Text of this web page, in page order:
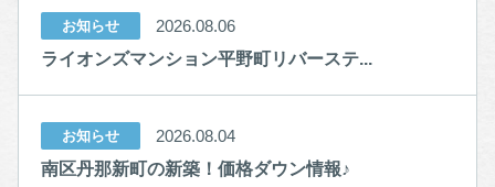
お知らせ
2026.08.06
ライオンズマンション平野町リバーステ...
お知らせ
2026.08.04
南区丹那新町の新築！価格ダウン情報♪